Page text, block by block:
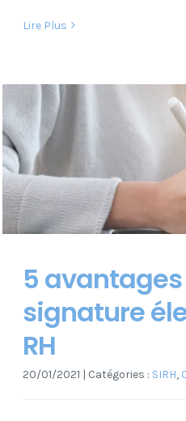
Lire Plus
5
signature
RH
20/01/2021 | Catégories : SIRH,